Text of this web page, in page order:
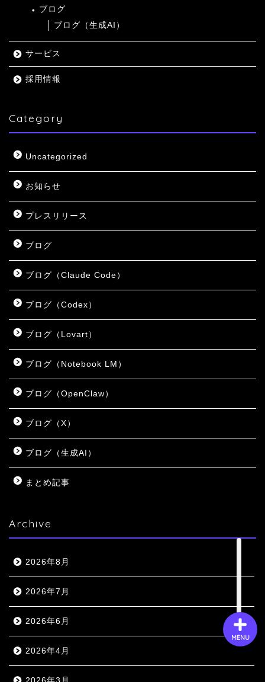
ブログ
ブログ（生成AI）
サービス
採用情報
Category
Uncategorized
お知らせ
プレスリリース
ブログ
ブログ（Claude Code）
ブログ（Codex）
ブログ（Lovart）
ブログ（Notebook LM）
ブログ（OpenClaw）
ブログ（X）
ブログ（生成AI）
まとめ記事
Archive
2026年8月
2026年7月
2026年6月
2026年4月
MENU